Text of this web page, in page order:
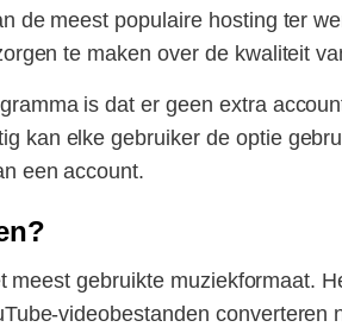
de meest populaire hosting ter
te maken over de kwaliteit
is dat er geen extra
kan elke gebruiker de optie
een account.
meest gebruikte muziekformaat.
videobestanden